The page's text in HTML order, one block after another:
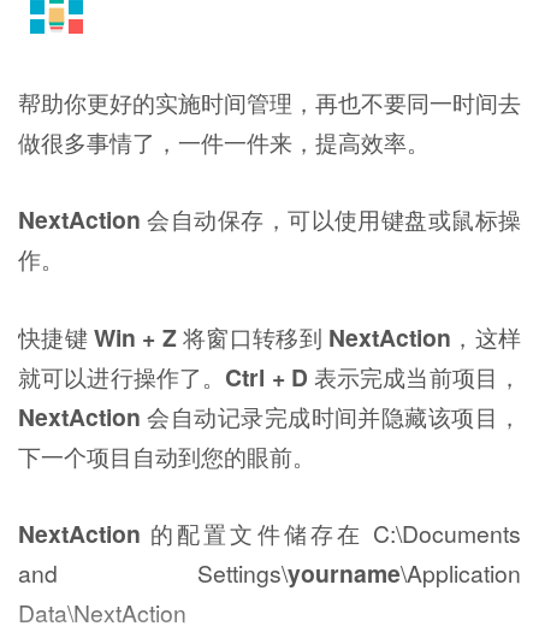
帮助你更好的实施时间管理，再也不要同一时间去
做很多事情了，一件一件来，提高效率。
NextAction 会自动保存，可以使用键盘或鼠标操
作。
快捷键Win + Z将窗口转移到 NextAction ，这样
就可以进行操作了。 Ctrl + D 表示完成当前项目，
NextAction 会自动记录完成时间并隐藏该项目，
下一个项目自动到您的眼前。
NextAction 的配置文件储存在 C:\Documents
and Settings\yourname\Application
Data\NextAction